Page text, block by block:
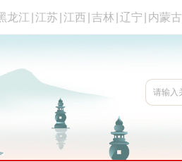
龙江 江苏 江西 吉林 辽宁 内蒙古